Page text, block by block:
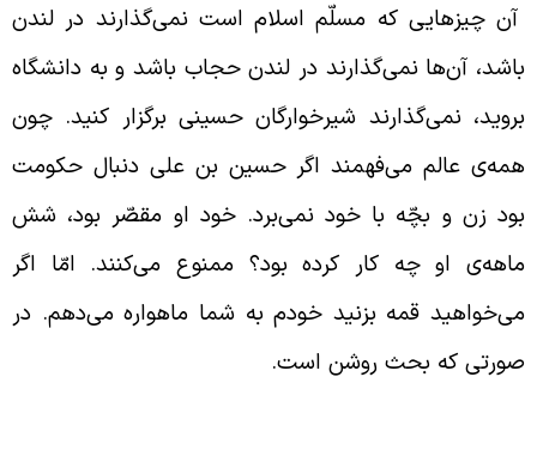
چیزهایی که مسلّم اسلام است نمی‌گذارند در لندن
آن‌ها نمی‌گذارند در لندن حجاب باشد و به دانشگاه
نمی‌گذارند شیرخوارگان حسینی برگزار کنید. چون
عالم می‌فهمند اگر حسین بن علی دنبال حکومت
زن و بچّه با خود نمی‌برد. خود او مقصّر بود، شش
او چه کار کرده بود؟ ممنوع می‌کنند. امّا اگر
قمه بزنید خودم به شما ماهواره می‌دهم. در
که بحث روشن است.